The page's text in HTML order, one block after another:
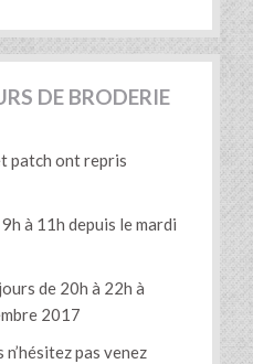
DE BRODERIE
patch ont repris
à 11h depuis le mardi
de 20h à 22h à
2017
pas venez